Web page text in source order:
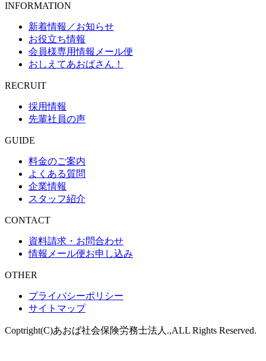
INFORMATION
新着情報／お知らせ
お役立ち情報
会員様専用情報メール便
おしえてあおばさん！
RECRUIT
採用情報
先輩社員の声
GUIDE
料金のご案内
よくある質問
企業情報
スタッフ紹介
CONTACT
資料請求・お問合わせ
情報メール便お申し込み
OTHER
プライバシーポリシー
サイトマップ
Coptright(C)あおば社会保険労務士法人.,ALL Rights Reserved.